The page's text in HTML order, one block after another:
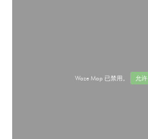
Waze Map 已禁用。 允许